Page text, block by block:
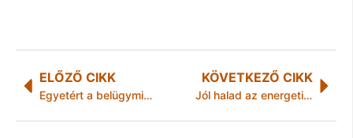
ELŐZŐ CIKK
Egyetért a belügyminiszter és a szocialsita képviselő
KÖVETKEZŐ CIKK
Jól halad az energetikai korszerűsítés